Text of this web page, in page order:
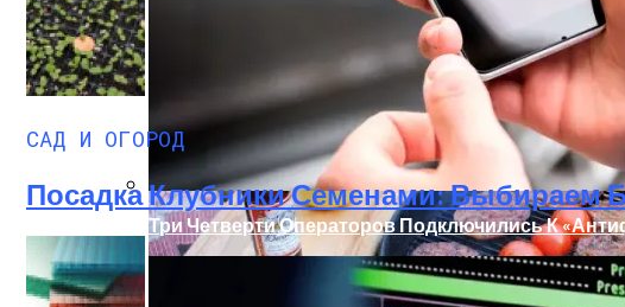
Палатка На Троих – Ваш Мобильный Дом
Три Четверти Операторов Подключились К
САД И ОГОРОД
Посадка Клубники Семенами: Выбираем